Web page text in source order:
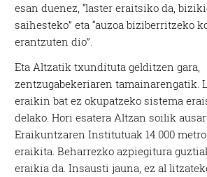
esan duenez, “laster eraitsiko da,
saihesteko” eta “auzoa biziberritzeko
erantzuten dio”.
Eta Altzatik txundituta gelditzen gara,
zentzugabekeriaren tamainarengatik.
eraikin bat ez okupatzeko sistema
delako. Hori esatera Altzan soilik
Eraikuntzaren Institutuak 14.000
eraikita. Beharrezko azpiegitura
eraikia da. Insausti jauna, ez al